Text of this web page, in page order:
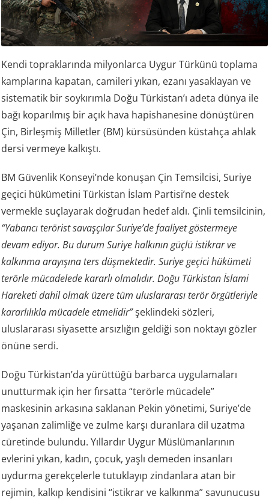
Kendi topraklarında milyonlarca Uygur Türkünü toplama
kamplarına kapatan, camileri yıkan, ezanı yasaklayan ve
sistematik bir soykırımla Doğu Türkistan’ı adeta dünya ile
bağı koparılmış bir açık hava hapishanesine dönüştüren
Çin, Birleşmiş Milletler (BM) kürsüsünden küstahça ahlak
dersi vermeye kalkıştı.
BM Güvenlik Konseyi’nde konuşan Çin Temsilcisi, Suriye
geçici hükümetini Türkistan İslam Partisi’ne destek
vermekle suçlayarak doğrudan hedef aldı. Çinli temsilcinin,
“Yabancı terörist savaşçılar Suriye’de faaliyet göstermeye
devam ediyor. Bu durum Suriye halkının güçlü istikrar ve
kalkınma arayışına ters düşmektedir. Suriye geçici hükümeti
terörle mücadelede kararlı olmalıdır. Doğu Türkistan İslami
Hareketi dahil olmak üzere tüm uluslararası terör örgütleriyle
kararlılıkla mücadele etmelidir”şeklindeki sözleri,
uluslararası siyasette arsızlığın geldiği son noktayı gözler
önüne serdi.
Doğu Türkistan’da yürüttüğü barbarca uygulamaları
unutturmak için her fırsatta “terörle mücadele”
maskesinin arkasına saklanan Pekin yönetimi, Suriye’de
yaşanan zalimliğe ve zulme karşı duranlara dil uzatma
cüretinde bulundu. Yıllardır Uygur Müslümanlarının
evlerini yıkan, kadın, çocuk, yaşlı demeden insanları
uydurma gerekçelerle tutuklayıp zindanlara atan bir
rejimin, kalkıp kendisini “istikrar ve kalkınma” savunucusu